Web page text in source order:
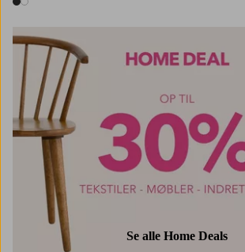
2 farver
Se alle Home Deals